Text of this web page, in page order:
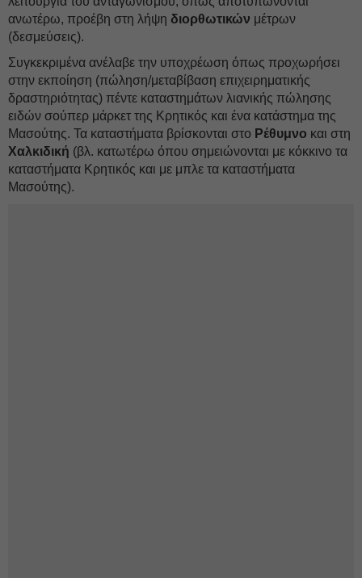
ανωτέρω, προέβη στη λήψη διορθωτικών μέτρων
(δεσμεύσεις).
Συγκεκριμένα ανέλαβε την υποχρέωση όπως προχωρήσει
στην εκποίηση (πώληση/μεταβίβαση επιχειρηματικής
δραστηριότητας) πέντε καταστημάτων λιανικής πώλησης
ειδών σούπερ μάρκετ της Κρητικός και ένα κατάστημα της
Μασούτης. Τα καταστήματα βρίσκονται στο Ρέθυμνο και στη
Χαλκιδική (βλ. κατωτέρω όπου σημειώνονται με κόκκινο τα
καταστήματα Κρητικός και με μπλε τα καταστήματα
Μασούτης).